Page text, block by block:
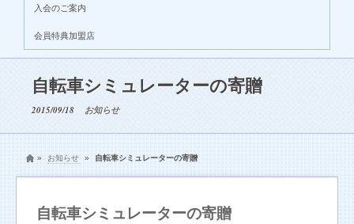
入会のご案内
会員特典加盟店
自転車シミュレーターの寄贈
2015/09/18 お知らせ
» お知らせ » 自転車シミュレーターの寄贈
自転車シミュレーターの寄贈